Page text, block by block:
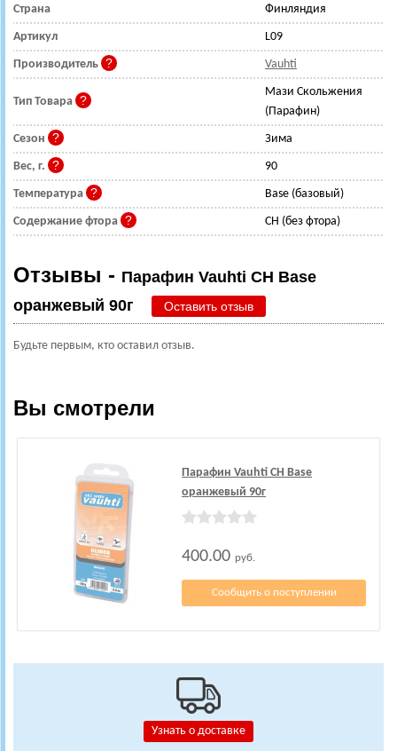
Узнать о доставке
Страна Финляндия
Артикул L09
Производитель Vauhti
Тип Товара
Мази Скольжения
(Парафин)
Сезон Зима
Вес, г. 90
Температура Base (базовый)
Содержание фтора CH (без фтора)
Отзывы - Парафин Vauhti CH Base
оранжевый 90г
Оставить отзыв
Будьте первым, кто оставил отзыв.
Вы смотрели
Парафин Vauhti CH Base
оранжевый 90г
400.00 руб.
Сообщить о поступлении